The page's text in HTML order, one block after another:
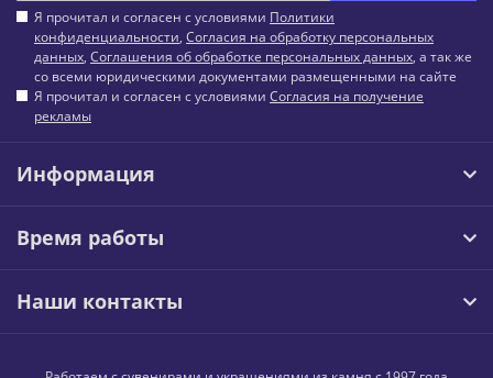
Я прочитал и согласен с условиями Политики
конфиденциальности, Согласия на обработку персональных
данных, Соглашения об обработке персональных данных, а так же
со всеми юридическими документами размещенными на сайте
Я прочитал и согласен с условиями Согласия на получение
рекламы
Информация
Время работы
Наши контакты